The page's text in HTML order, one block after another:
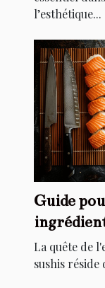
l’esthétique...
Guide
La quête de
sushis réside